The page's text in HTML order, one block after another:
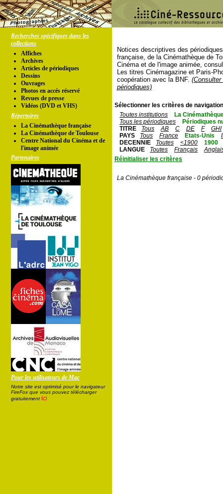
Recherches spécifiques dans les
collections
Affiches
Archives
Articles de périodiques
Dessins
Ouvrages
Photos en accés réservé
Revues de presse
Vidéos (DVD et VHS)
Répertoires
La Cinémathèque française
La Cinémathèque de Toulouse
Centre National du Cinéma et de
l'image animée
Partenaires
Pour les utilisateurs de Mac
Notre site est optimisé pour le navigateur
FireFox que vous pouvez télécharger
gratuitement ici
Notices descriptives des
française, de la Cinémathèque de
Cinéma et de l'image animée,
Les titres Cinémagazine et Paris-
coopération avec la BNF.
périodiques)
Sélectionner les critères de
Toutes institutions
La
Tous les périodiques
Périodiques
TITRE
Tous AB C DE F
GHI
PAYS
Tous France Etats-Unis
DECENNIE
Toutes <1900
1900
LANGUE
Toutes Français
Réinitialiser les critères
La Cinémathèque française - 0